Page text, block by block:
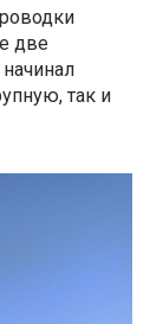
две
так и